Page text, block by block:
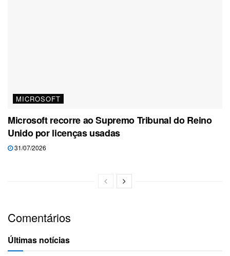
MICROSOFT
Microsoft recorre ao Supremo Tribunal do Reino
Unido por licenças usadas
31/07/2026
Comentários
Últimas notícias